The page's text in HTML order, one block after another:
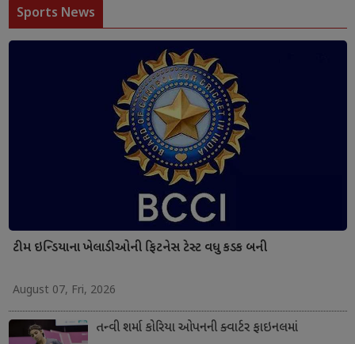
Sports News
ટીમ ઇન્ડિયાના ખેલાડીઓની ફિટનેસ ટેસ્ટ વધુ કડક બની
August 07, Fri, 2026
તન્વી શર્મા કોરિયા ઓપનની ક્વાર્ટર ફાઇનલમાં